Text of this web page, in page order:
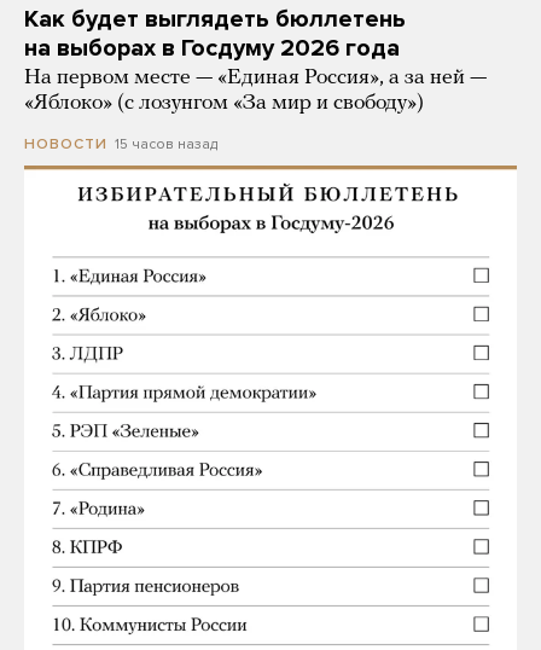
Как будет выглядеть бюллетень
на выборах в Госдуму 2026 года
На первом месте — «Единая Россия», а за ней —
«Яблоко» (с лозунгом «За мир и свободу»)
НОВОСТИ 15 часов назад